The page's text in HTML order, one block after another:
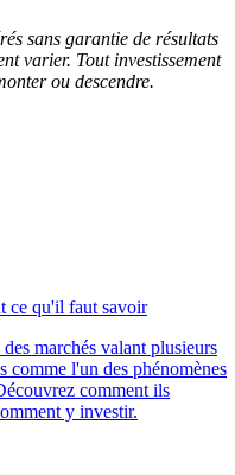
sans garantie de résultats
varier. Tout investissement
ou descendre.
ce qu'il faut savoir
marchés valant plusieurs
comme l'un des phénomènes
comment ils
y investir.